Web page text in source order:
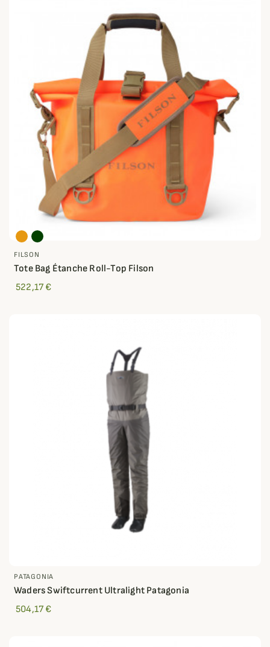
FILSON
Tote Bag Étanche Roll-Top Filson
522,17 €
PATAGONIA
Waders Swiftcurrent Ultralight Patagonia
504,17 €